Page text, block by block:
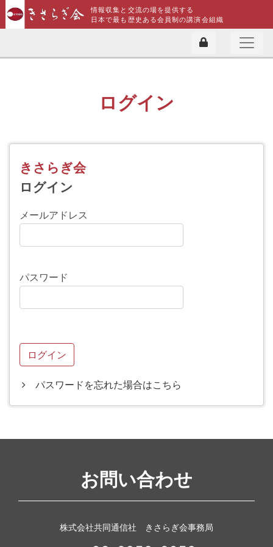
情報収集と交流の場を提供する
日本で最も歴史ある会員制の講演会組織
ログイン
きさらぎ会
ログイン
メールアドレス
パスワード
パスワードを忘れた場合はこちら
お問い合わせ
株式会社共同通信社 きさらぎ会事務局